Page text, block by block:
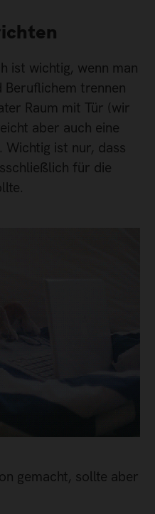
ist wichtig, wenn man
Beruflichem trennen
Raum mit Tür (wir
aber auch eine
Wichtig ist nur, dass
für die
gemacht, sollte aber